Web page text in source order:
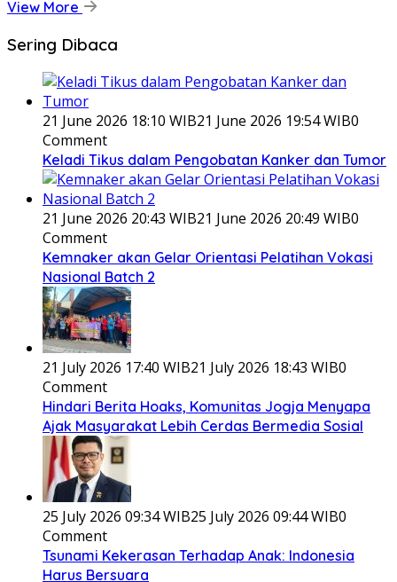
View More
Sering Dibaca
21 June 2026 18:10 WIB21 June 2026 19:54 WIB0
Comment
Keladi Tikus dalam Pengobatan Kanker dan Tumor
21 June 2026 20:43 WIB21 June 2026 20:49 WIB0
Comment
Kemnaker akan Gelar Orientasi Pelatihan Vokasi
Nasional Batch 2
21 July 2026 17:40 WIB21 July 2026 18:43 WIB0
Comment
Hindari Berita Hoaks, Komunitas Jogja Menyapa
Ajak Masyarakat Lebih Cerdas Bermedia Sosial
25 July 2026 09:34 WIB25 July 2026 09:44 WIB0
Comment
Tsunami Kekerasan Terhadap Anak: Indonesia
Harus Bersuara